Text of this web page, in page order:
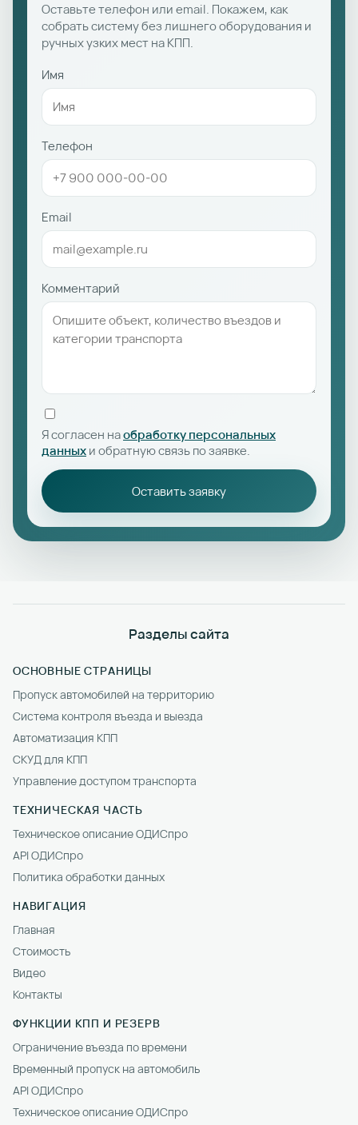
Оставьте телефон или email. Покажем, как
собрать систему без лишнего оборудования и
ручных узких мест на КПП.
Имя
Телефон
Email
Комментарий
Я согласен наобработку персональных
данных и обратную связь по заявке.
Оставить заявку
Разделы сайта
ОСНОВНЫЕ СТРАНИЦЫ
Пропуск автомобилей на территорию
Система контроля въезда и выезда
Автоматизация КПП
СКУД для КПП
Управление доступом транспорта
ТЕХНИЧЕСКАЯ ЧАСТЬ
Техническое описание ОДИСпро
API ОДИСпро
Политика обработки данных
НАВИГАЦИЯ
Главная
Стоимость
Видео
Контакты
ФУНКЦИИ КПП И РЕЗЕРВ
Ограничение въезда по времени
Временный пропуск на автомобиль
API ОДИСпро
Техническое описание ОДИСпро